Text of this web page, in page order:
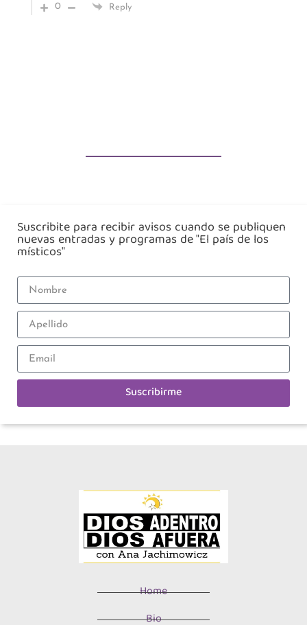
0 Reply
Suscribite para recibir avisos cuando se publiquen
nuevas entradas y programas de "El país de los
místicos"
Suscribirme
Home
Bio